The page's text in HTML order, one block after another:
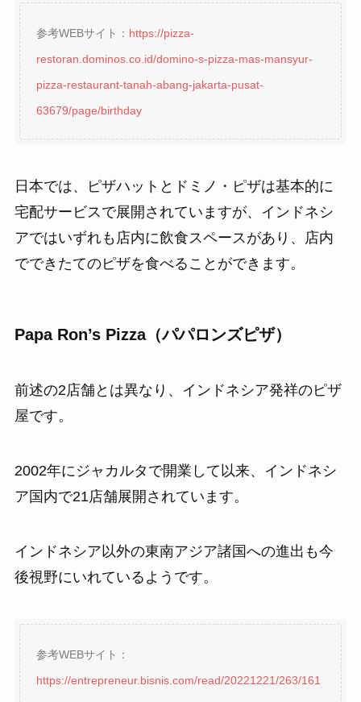
参考WEBサイト： https://pizza-
restoran.dominos.co.id/domino-s-pizza-mas-mansyur-
pizza-restaurant-tanah-abang-jakarta-pusat-
63679/page/birthday
日本では、ピザハットとドミノ・ピザは基本的に
宅配サービスで展開されていますが、インドネシ
アではいずれも店内に飲食スペースがあり、店内
でできたてのピザを食べることができます。
Papa Ron’s Pizza（パパロンズピザ）
前述の2店舗とは異なり、インドネシア発祥のピザ
屋です。
2002年にジャカルタで開業して以来、インドネシ
ア国内で21店舗展開されています。
インドネシア以外の東南アジア諸国への進出も今
後視野にいれているようです。
参考WEBサイト：
https://entrepreneur.bisnis.com/read/20221221/263/161